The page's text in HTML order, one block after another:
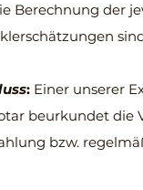
Berechnung der
: Einer unserer
beurkundet die
bzw.